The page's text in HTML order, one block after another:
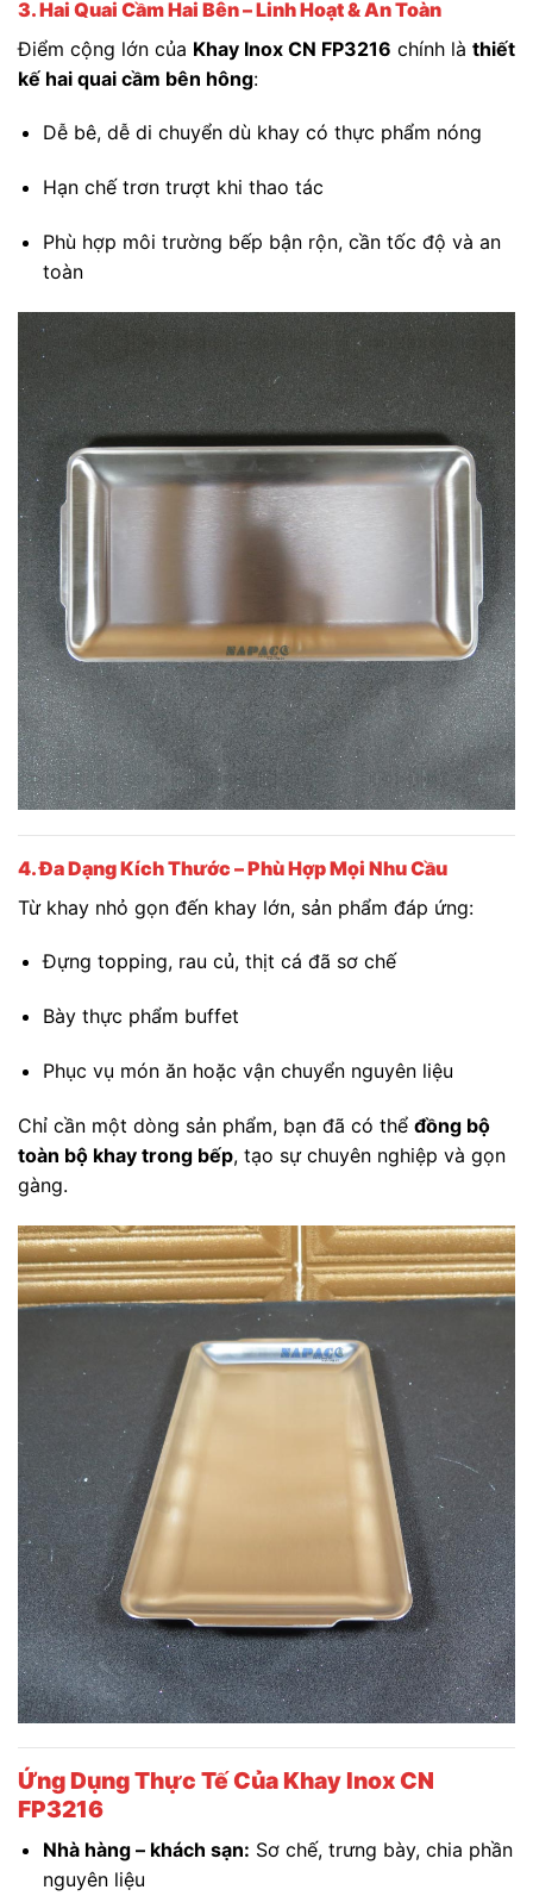
3. Hai Quai Cầm Hai Bên – Linh Hoạt & An Toàn
Điểm cộng lớn của Khay Inox CN FP3216 chính là thiết
kế hai quai cầm bên hông:
Dễ bê, dễ di chuyển dù khay có thực phẩm nóng
Hạn chế trơn trượt khi thao tác
Phù hợp môi trường bếp bận rộn, cần tốc độ và an
toàn
4. Đa Dạng Kích Thước – Phù Hợp Mọi Nhu Cầu
Từ khay nhỏ gọn đến khay lớn, sản phẩm đáp ứng:
Đựng topping, rau củ, thịt cá đã sơ chế
Bày thực phẩm buffet
Phục vụ món ăn hoặc vận chuyển nguyên liệu
Chỉ cần một dòng sản phẩm, bạn đã có thể đồng bộ
toàn bộ khay trong bếp, tạo sự chuyên nghiệp và gọn
gàng.
Ứng Dụng Thực Tế Của Khay Inox CN
FP3216
Nhà hàng – khách sạn: Sơ chế, trưng bày, chia phần
nguyên liệu